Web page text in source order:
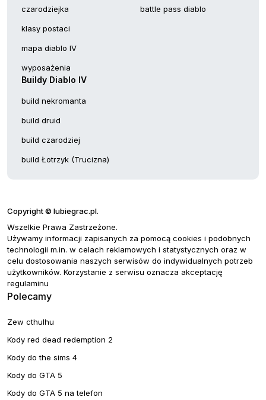
czarodziejka
klasy postaci
mapa diablo IV
wyposażenia
battle pass diablo
Buildy Diablo IV
build nekromanta
build druid
build czarodziej
build Łotrzyk (Trucizna)
Copyright © lubiegrac.pl.
Wszelkie Prawa Zastrzeżone.
Używamy informacji zapisanych za pomocą cookies i podobnych
technologii m.in. w celach reklamowych i statystycznych oraz w
celu dostosowania naszych serwisów do indywidualnych potrzeb
użytkowników. Korzystanie z serwisu oznacza akceptację
regulaminu
Polecamy
Zew cthulhu
Kody red dead redemption 2
Kody do the sims 4
Kody do GTA 5
Kody do GTA 5 na telefon